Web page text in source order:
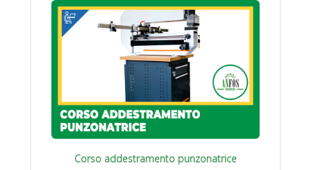
Corso addestramento punzonatrice